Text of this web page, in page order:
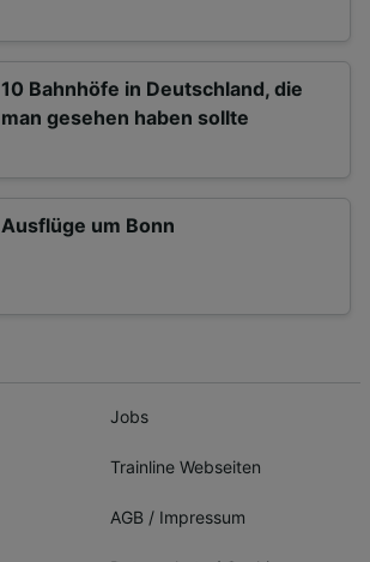
10 Bahnhöfe in Deutschland, die
man gesehen haben sollte
Ausflüge um Bonn
Jobs
Trainline Webseiten
AGB / Impressum